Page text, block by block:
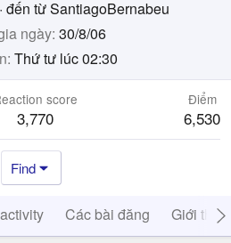
· đến từSantiagoBernabeu
ngày 30/8/06
Thứ tư lúc 02:30
score
3,770
Điểm
6,530
Find
Các bài đăng Giới thiệu